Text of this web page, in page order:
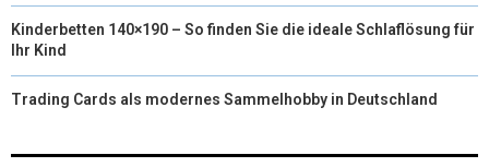
Kinderbetten 140×190 – So finden Sie die ideale Schlaflösung für
Ihr Kind
Trading Cards als modernes Sammelhobby in Deutschland